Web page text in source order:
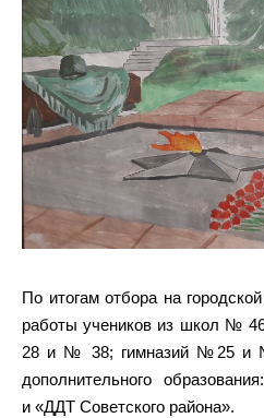
По итогам отбора на
работы учеников из школ №
28 и № 38; гимназий №25 и
дополнительного
и «ДДТ Советского района».